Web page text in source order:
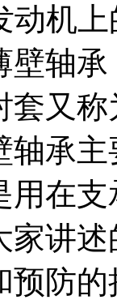
机上
壁轴
套又
轴承
用在
家讲
预防的